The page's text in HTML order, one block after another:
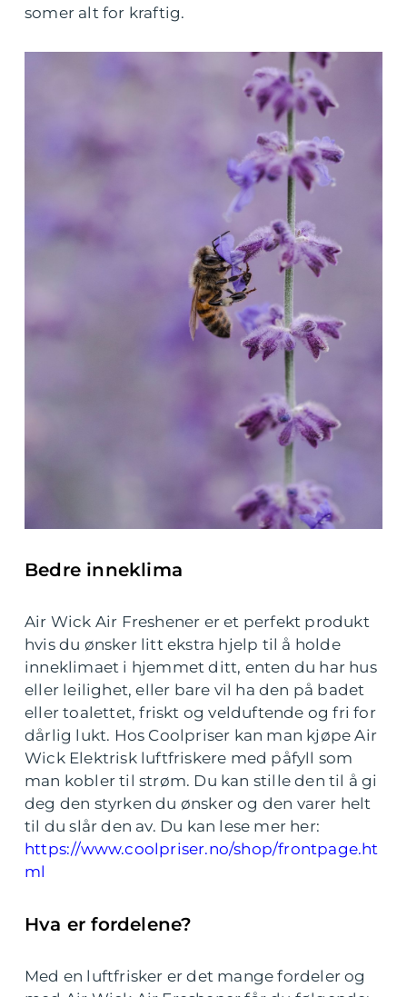
somer alt for kraftig.
Bedre inneklima
Air Wick Air Freshener er et perfekt produkt
hvis du ønsker litt ekstra hjelp til å holde
inneklimaet i hjemmet ditt, enten du har hus
eller leilighet, eller bare vil ha den på badet
eller toalettet, friskt og velduftende og fri for
dårlig lukt. Hos Coolpriser kan man kjøpe Air
Wick Elektrisk luftfriskere med påfyll som
man kobler til strøm. Du kan stille den til å gi
deg den styrken du ønsker og den varer helt
til du slår den av. Du kan lese mer her:
https://www.coolpriser.no/shop/frontpage.ht
ml
Hva er fordelene?
Med en luftfrisker er det mange fordeler og